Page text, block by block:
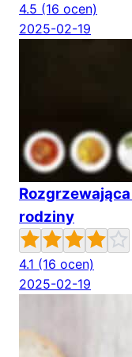
4.5 (16 ocen)
2025-02-19
rodziny
4.1 (16 ocen)
2025-02-19